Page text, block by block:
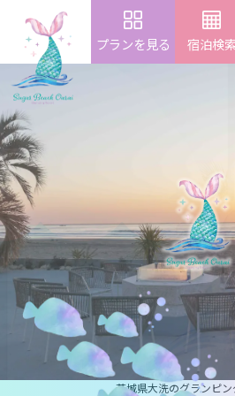
プランを見る 宿泊検
茨城県大洗のグランピ